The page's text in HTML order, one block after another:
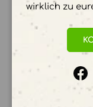
wirklich zu